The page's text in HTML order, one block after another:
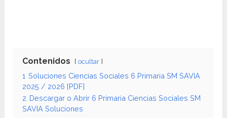
Contenidos ocultar
1 Soluciones Ciencias Sociales 6 Primaria SM SAVIA
2025 / 2026 [PDF]
2 Descargar o Abrir 6 Primaria Ciencias Sociales SM
SAVIA Soluciones